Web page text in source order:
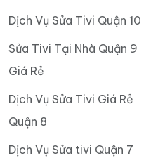
Dịch Vụ Sửa Tivi Quận 10
Sửa Tivi Tại Nhà Quận 9
Giá Rẻ
Dịch Vụ Sửa Tivi Giá Rẻ
Quận 8
Dịch Vụ Sửa tivi Quận 7